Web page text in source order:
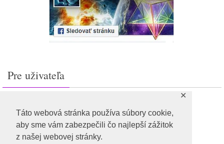
Táto webová stránka používa súbory cookie,
aby sme vám zabezpečili čo najlepší zážitok
z našej webovej stránky.
✕
Pre uživateľa
Feed záznamov
RSS feed komentárov
WordPress.org